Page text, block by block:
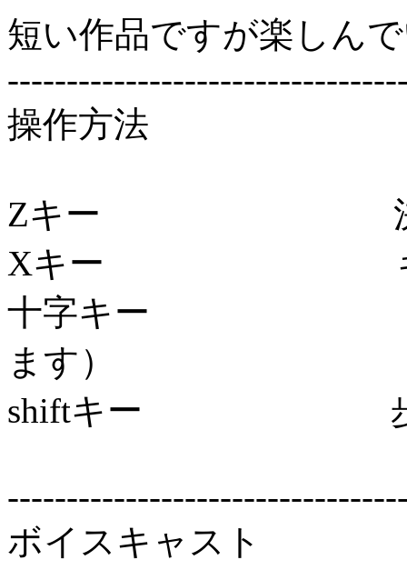
短い作品ですが楽しん
操作方法
Zキー 決
Xキー キャン
十字キー 移動（
ます）
shiftキー 歩
ボイスキャスト